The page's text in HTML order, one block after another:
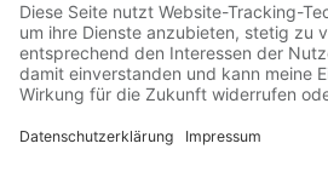
Follow us on...